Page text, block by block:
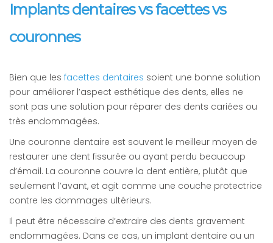
Implants dentaires vs facettes vs
couronnes
Bien que les facettes dentaires soient une bonne solution
pour améliorer l’aspect esthétique des dents, elles ne
sont pas une solution pour réparer des dents cariées ou
très endommagées.
Une couronne dentaire est souvent le meilleur moyen de
restaurer une dent fissurée ou ayant perdu beaucoup
d’émail. La couronne couvre la dent entière, plutôt que
seulement l’avant, et agit comme une couche protectrice
contre les dommages ultérieurs.
Il peut être nécessaire d’extraire des dents gravement
endommagées. Dans ce cas, un implant dentaire ou un